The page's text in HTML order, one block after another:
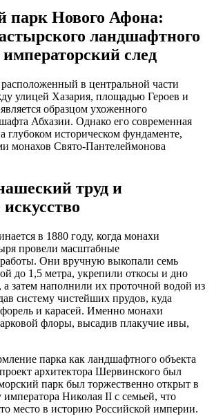
парк Нового Афона:
ландшафтного
императорский след
в центральной части
улицей Хазария, площадью Героев и
образцом ухоженного
Абхазии. Однако его современная
глубоком историческом фундаменте,
монахов Свято-Пантелеймонова
труд и
в 1880 году, когда монахи
провели масштабные
работы. Они вручную выкопали семь
до 1,5 метра, укрепили откосы и дно
затем наполнили их проточной водой из
систему чистейших прудов, куда
и карасей. Именно монахи
флоры, высадив плакучие ивы,
парка как ландшафтного объекта
архитектора Шервинского был
парк был торжественно открыт в
императора Николая II с семьей, что
место в историю Российской империи.